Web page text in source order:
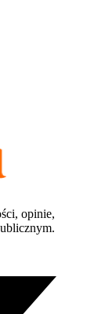
opinie,